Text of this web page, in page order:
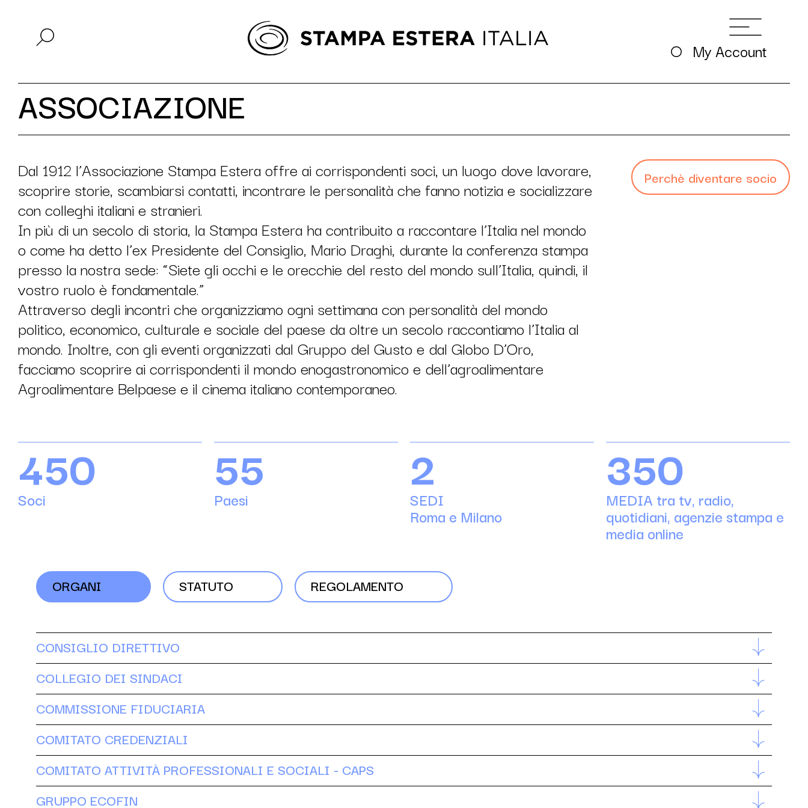
My Account
ASSOCIAZIONE
Dal 1912 l’Associazione Stampa Estera offre ai corrispondenti soci, un luogo dove lavorare,
scoprire storie, scambiarsi contatti, incontrare le personalità che fanno notizia e socializzare
con colleghi italiani e stranieri.
In più di un secolo di storia, la Stampa Estera ha contribuito a raccontare l’Italia nel mondo
o come ha detto l’ex Presidente del Consiglio, Mario Draghi, durante la conferenza stampa
presso la nostra sede: “Siete gli occhi e le orecchie del resto del mondo sull’Italia, quindi, il
vostro ruolo è fondamentale.”
Attraverso degli incontri che organizziamo ogni settimana con personalità del mondo
politico, economico, culturale e sociale del paese da oltre un secolo raccontiamo l’Italia al
mondo. Inoltre, con gli eventi organizzati dal Gruppo del Gusto e dal Globo D’Oro,
facciamo scoprire ai corrispondenti il mondo enogastronomico e dell’agroalimentare
Agroalimentare Belpaese e il cinema italiano contemporaneo.
Perchè diventare socio
450
Soci 55
Paesi 2
SEDI
Roma e Milano
350
MEDIA tra tv, radio,
quotidiani, agenzie stampa e
media online
ORGANI STATUTO REGOLAMENTO
CONSIGLIO DIRETTIVO
COLLEGIO DEI SINDACI
COMMISSIONE FIDUCIARIA
COMITATO CREDENZIALI
COMITATO ATTIVITÀ PROFESSIONALI E SOCIALI - CAPS
GRUPPO ECOFIN